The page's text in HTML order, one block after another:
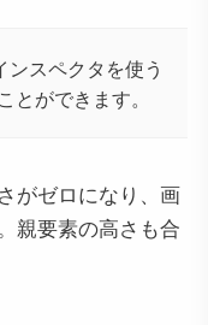
スペクタを使う
ができます。
がゼロになり、画
親要素の高さも合